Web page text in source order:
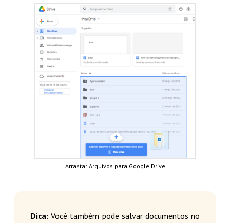
Arrastar Arquivos para Google Drive
Dica: Você também pode salvar documentos no